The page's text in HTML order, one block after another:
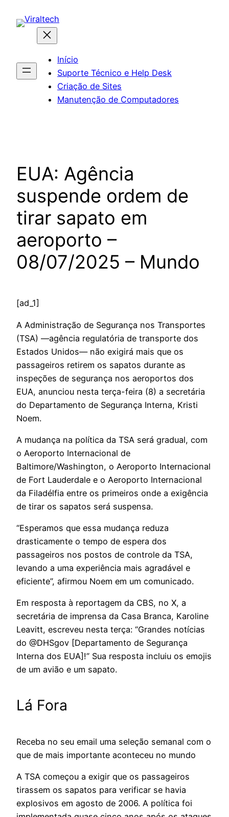
para
Início
Suporte Técnico e Help Desk
Criação de Sites
Manutenção de Computadores
EUA: Agência
suspende ordem de
tirar sapato em
aeroporto –
08/07/2025 – Mundo
[ad_1]
A Administração de Segurança nos Transportes
(TSA) —agência regulatória de transporte dos
Estados Unidos— não exigirá mais que os
passageiros retirem os sapatos durante as
inspeções de segurança nos aeroportos dos
EUA, anunciou nesta terça-feira (8) a secretária
do Departamento de Segurança Interna, Kristi
Noem.
A mudança na política da TSA será gradual, com
o Aeroporto Internacional de
Baltimore/Washington, o Aeroporto Internacional
de Fort Lauderdale e o Aeroporto Internacional
da Filadélfia entre os primeiros onde a exigência
de tirar os sapatos será suspensa.
“Esperamos que essa mudança reduza
drasticamente o tempo de espera dos
passageiros nos postos de controle da TSA,
levando a uma experiência mais agradável e
eficiente”, afirmou Noem em um comunicado.
Em resposta à reportagem da CBS, no X, a
secretária de imprensa da Casa Branca, Karoline
Leavitt, escreveu nesta terça: “Grandes notícias
do @DHSgov [Departamento de Segurança
Interna dos EUA]!” Sua resposta incluiu os emojis
de um avião e um sapato.
Lá Fora
Receba no seu email uma seleção semanal com o
que de mais importante aconteceu no mundo
A TSA começou a exigir que os passageiros
tirassem os sapatos para verificar se havia
explosivos em agosto de 2006. A política foi